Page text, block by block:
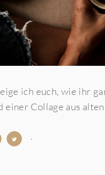
ich euch, wie ihr
einer Collage aus